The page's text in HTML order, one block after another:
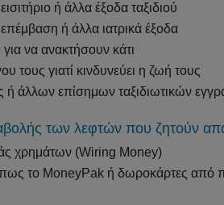
ή άλλα έξοδα ταξιδιού
ή άλλα ιατρικά έξοδα
να ανακτήσουν κάτι
τους γιατί κινδυνεύει η ζωή τους
ή άλλων επίσημων ταξιδιωτικών
των λεφτών που ζητούν
χρημάτων (Wiring Money)
το MoneyPak ή δωροκάρτες από